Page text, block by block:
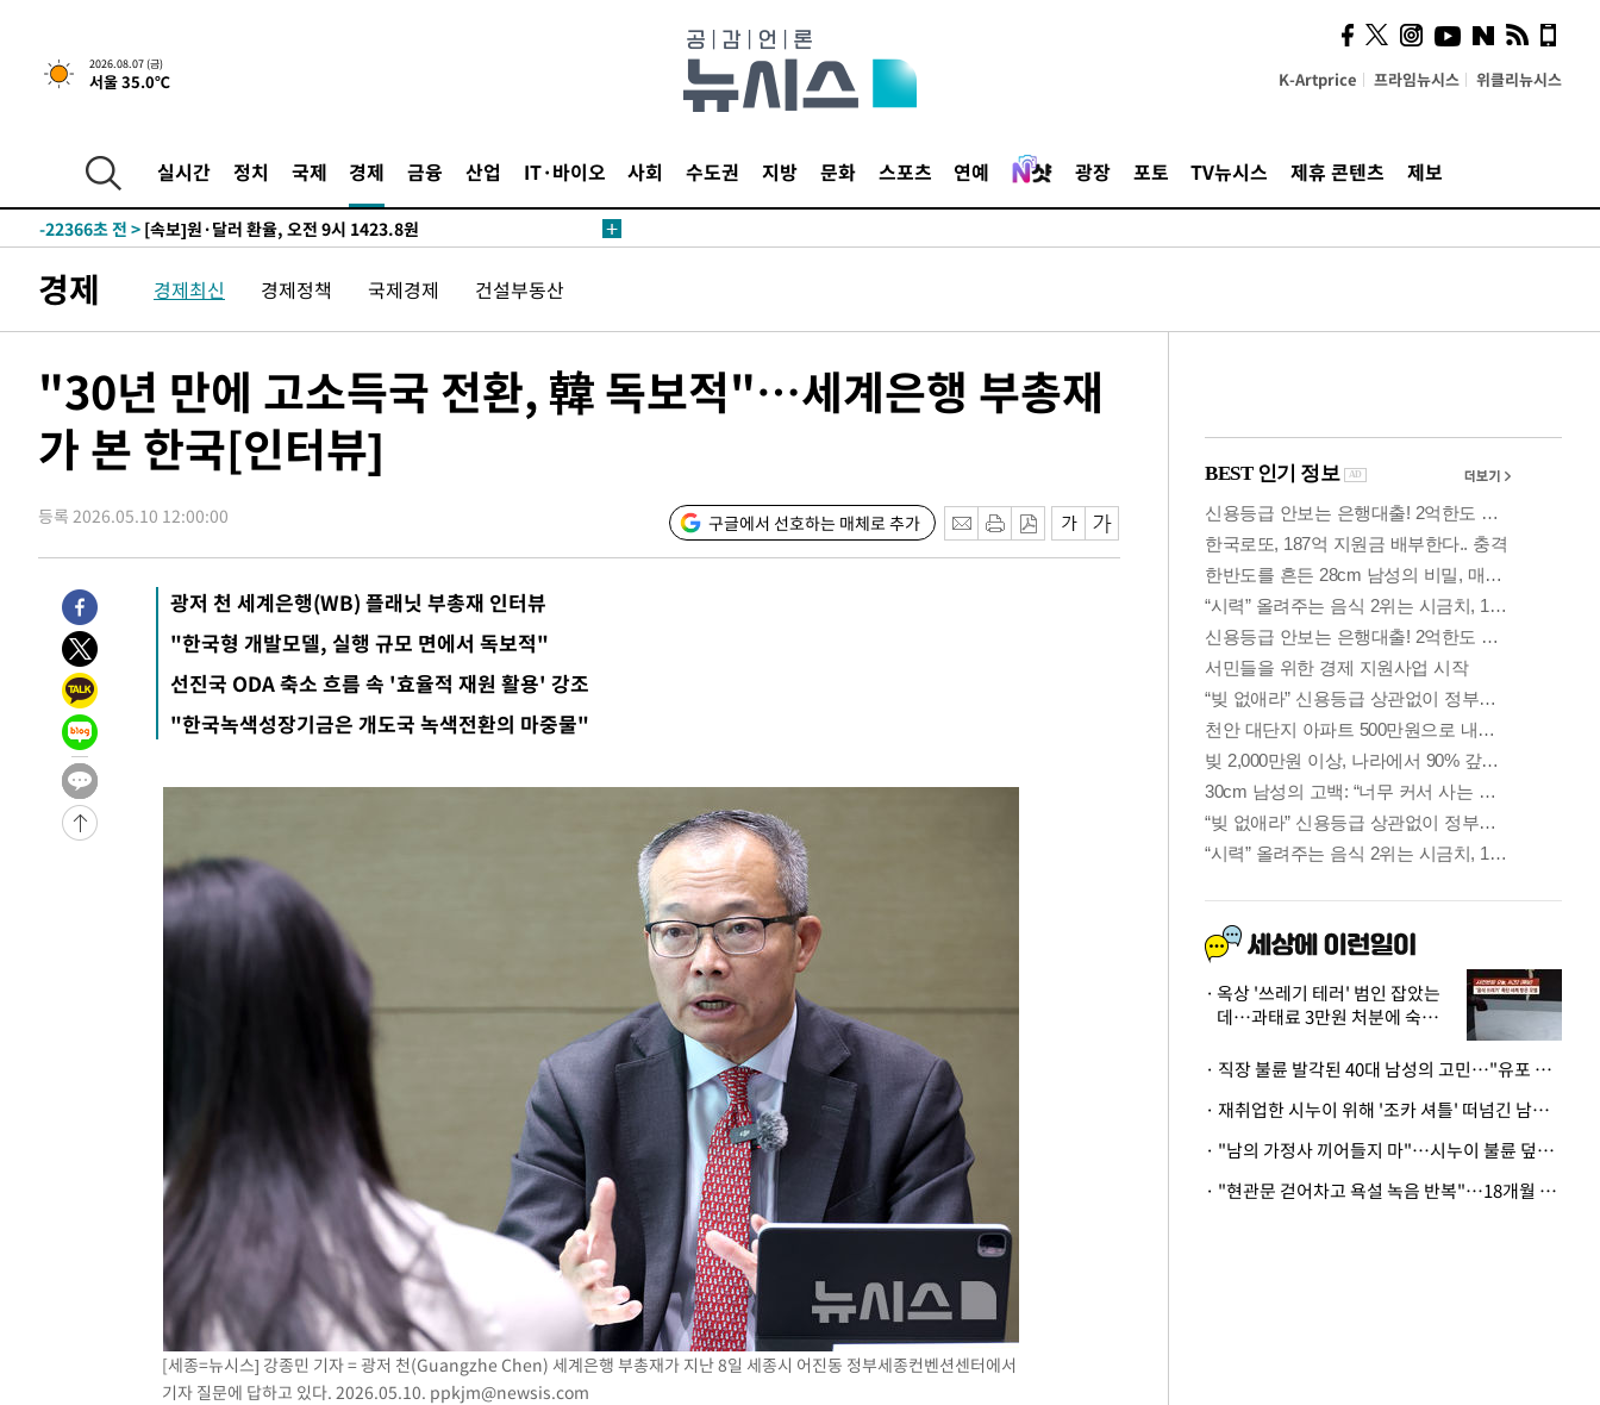
2026.08.07 (금)
서울 35.0℃ K-Artprice 프라임뉴시스 위클리뉴시스
실시간 정치 국제 경제 금융 산업 IT·바이오 사회 수도권 지방 문화 스포츠 연예 광장 포토 TV뉴시스 제휴 콘텐츠 제보
-25773초 전 >민주 콩고 에볼라환자 4천명 돌파, 4053명 발생 1850명 사망
-25023초 전 >[속보]'300억원대 사기 혐의' 차가원 대표 구속 송치
-22730초 전 >
[속보]경찰·노동부, HL만도 평택사업장 끼임 사망 관련 압수수색
-22611초 전 >
압수수색
-22366초 전 > [속보]원·달러 환율, 오전 9시 1423.8원
-22148초 전 >
[속보]코스닥, 5.95포인트(0.74%) 상승한 807.62개장
-22116초 전 >[속보]코스피, 6300선 재탈환…1.09% 오른 6365.07 개장
태
-18579초 전 >입추에도 극한더위…서울 낮 39도 '폭염중대경보'
-13543초 전 >
이란, 호르무즈서 "적국 목표물들"과 대치로 남부 케슘섬에서 두차
례 큰 폭발음
-12258초 전 >
[속보]美, 폴리실리콘 수입 규제…파생제품 15% 관세, 120일 후
-8109초 전 >[속보] 뉴욕증시, 일제 하락 마감…나스닥 0.06%↓
-32167초 전 >[속보] 7월 중국 수출 23.9%↑ 수입 27.5%↑…무역총액
25.3%↑
-29327초 전 >
[속보]'채상병 순직 책임' 임성근, 항소심도 징역 3년
-29193초 전 >
[속보]종합특검, '관저이전 봐주기 감사' 유병호 구속기소
-25793초 전 >
민주 콩고 에볼라환자 4천명 돌파, 4053명 발생 1850명 사망
-25043초 전 >
[속보]'300억원대 사기 혐의' 차가원 대표 구속 송치
-24237초 전 >
"미 전국적 살모네라 식중독 원인은 멕시코산 할라피뇨"-- CDC
-22750초 전 >
-22631초 전 >
압수수색
-22386초 전 >
[속보]삼성전자·SK하이닉스 동반 강보합…1%대 상승 출발
[속보]코스닥, 5.95포인트(0.74%) 상승한 807.62개장
[속보]코스피, 6300선 재탈환…1.09% 오른 6365.07 개장
시리아 다마스쿠스 교외에서 미니버스 폭발.. 14명 부상, 3명은 중
입추에도 극한더위…서울 낮 39도 '폭염중대경보'
이란, 호르무즈서 "적국 목표물들"과 대치로 남부 케슘섬에서 두차
[속보]美, 폴리실리콘 수입 규제…파생제품 15% 관세, 120일 후
[속보]트럼프, 美 원정출산 금지 행정명령 서명
[속보] 뉴욕증시, 일제 하락 마감…나스닥 0.06%↓
경제 경제최신 경제정책 국제경제 건설부동산
"30년 만에 고소득국 전환, 韓 독보적"…세계은행 부총재
가 본 한국[인터뷰]
등록 2026.05.10 12:00:00 구글에서 선호하는 매체로 추가
광저 천 세계은행(WB) 플래닛 부총재 인터뷰
"한국형 개발모델, 실행 규모 면에서 독보적"
선진국 ODA 축소 흐름 속 '효율적 재원 활용' 강조
"한국녹색성장기금은 개도국 녹색전환의 마중물"
[세종=뉴시스] 강종민 기자 = 광저 천(Guangzhe Chen) 세계은행 부총재가 지난 8일 세종시 어진동 정부세종컨벤션센터에서
기자 질문에 답하고 있다. 2026.05.10. ppkjm@newsis.com
시, 스마트폰 액세서리에
NFC 더했다
옥상 '쓰레기 테러' 범인 잡았는
데…과태료 3만원 처분에 숙박업
· 직장 불륜 발각된 40대 남성의 고민…"유포 동료 명예훼손·협박죄 고소 가능할까"
· 재취업한 시누이 위해 '조카 셔틀' 떠넘긴 남편…아내 "난 못한다"
· "남의 가정사 끼어들지 마"…시누이 불륜 덮으려는 남편에 억울한 아내
· "현관문 걷어차고 욕설 녹음 반복"…18개월 아기 키우는 집 뒤흔든 '앞집의 비극'